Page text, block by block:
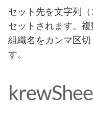
セット先を文字列
セットされます。複
組織名をカンマ区
す。